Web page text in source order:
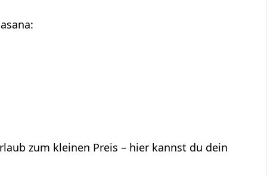
zum kleinen Preis – hier kannst du dein